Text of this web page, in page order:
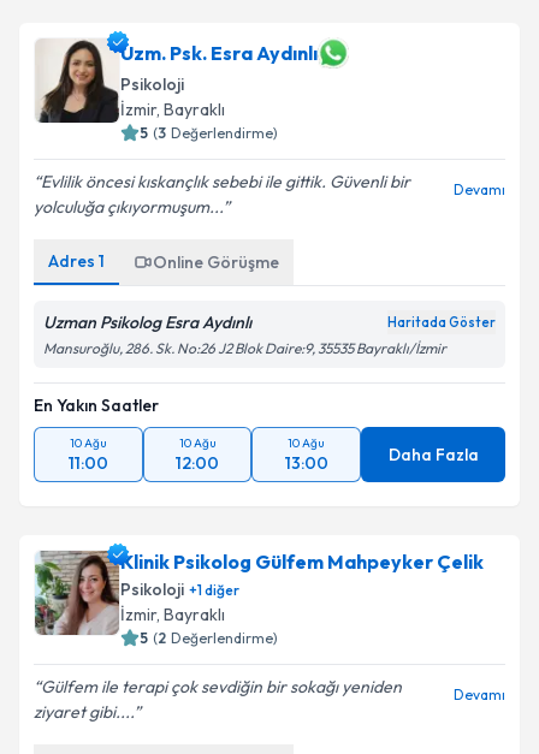
Uzm. Psk. Esra Aydınlı
Psikoloji
İzmir, Bayraklı
5 (3 Değerlendirme)
Evlilik öncesi kıskançlık sebebi ile gittik. Güvenli bir
yolculuğa çıkıyormuşum...
Devamı
Adres 1 Online Görüşme
Uzman Psikolog Esra Aydınlı Haritada Göster
Mansuroğlu, 286. Sk. No:26 J2 Blok Daire:9, 35535 Bayraklı/İzmir
En Yakın Saatler
10 Ağu
11:00
10 Ağu
12:00
10 Ağu
13:00 Daha Fazla
Klinik Psikolog Gülfem Mahpeyker Çelik
Psikoloji +1diğer
İzmir, Bayraklı
5 (2 Değerlendirme)
Gülfem ile terapi çok sevdiğin bir sokağı yeniden
ziyaret gibi....
Devamı